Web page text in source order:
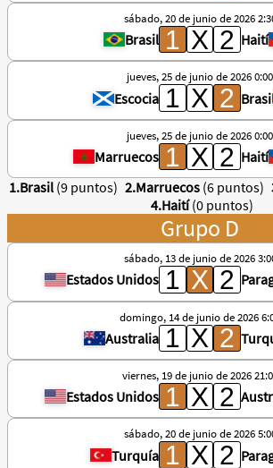
sábado, 20 de junio de 2026
Brasil Haití
jueves, 25 de junio de 2026 0:00
Escocia
jueves, 25 de junio de 2026 0:00
Marruecos
Haití
1.Brasil (9 puntos) 2.Marruecos (6 puntos)
4.Haití (0 puntos)
Grupo D
sábado, 13 de junio de 2026
Estados Unidos
domingo, 14 de junio de 2026
Australia
viernes, 19 de junio de 2026
Estados Unidos
sábado, 20 de junio de 2026
Turquía